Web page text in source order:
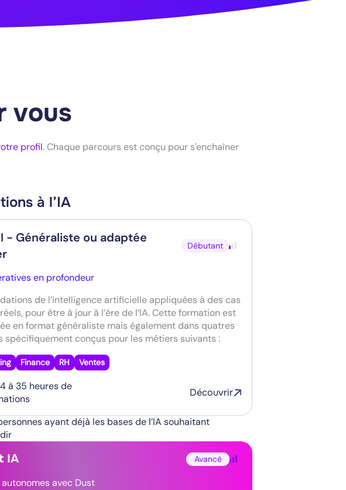
vous
profil. Chaque parcours est conçu pour s'enchaîner
à l’IA
- Généraliste ou adaptée
Débutant
en profondeur
de l’intelligence artificielle appliquées à des cas
pour être à jour à l’ère de l’IA. Cette formation est
en format généraliste mais également dans quatres
spécifiquement conçus pour les métiers suivants :
Finance RH Ventes
à 35 heures de
Découvrir
ayant déjà les bases de l’IA souhaitant
IA Avancé
avec Dust